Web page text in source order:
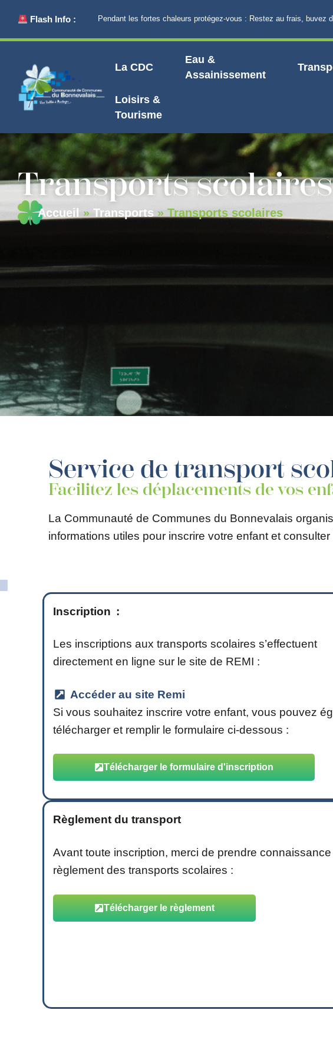
principalFlash Info : Pendant les fortes chaleurs protégez-vous : Restez au frais, buvez de
La CDC
Eau &
Assainissement
Loisirs &
Tourisme
Transports scolaires
Accueil » Transports » Transports scolaires
Service de transport
Facilitez les déplacements de vos
La Communauté de Communes du Bonnevalais
informations utiles pour inscrire votre enfant et
Inscription :
Les inscriptions aux transports scolaires s’effectuent
directement en ligne sur le site de REMI :
Accéder au site Remi
Si vous souhaitez inscrire votre enfant, vous pouvez
télécharger et remplir le formulaire ci-dessous :
Télécharger le formulaire d'inscription
Règlement du transport
Avant toute inscription, merci de prendre connaissance
règlement des transports scolaires :
Télécharger le règlement